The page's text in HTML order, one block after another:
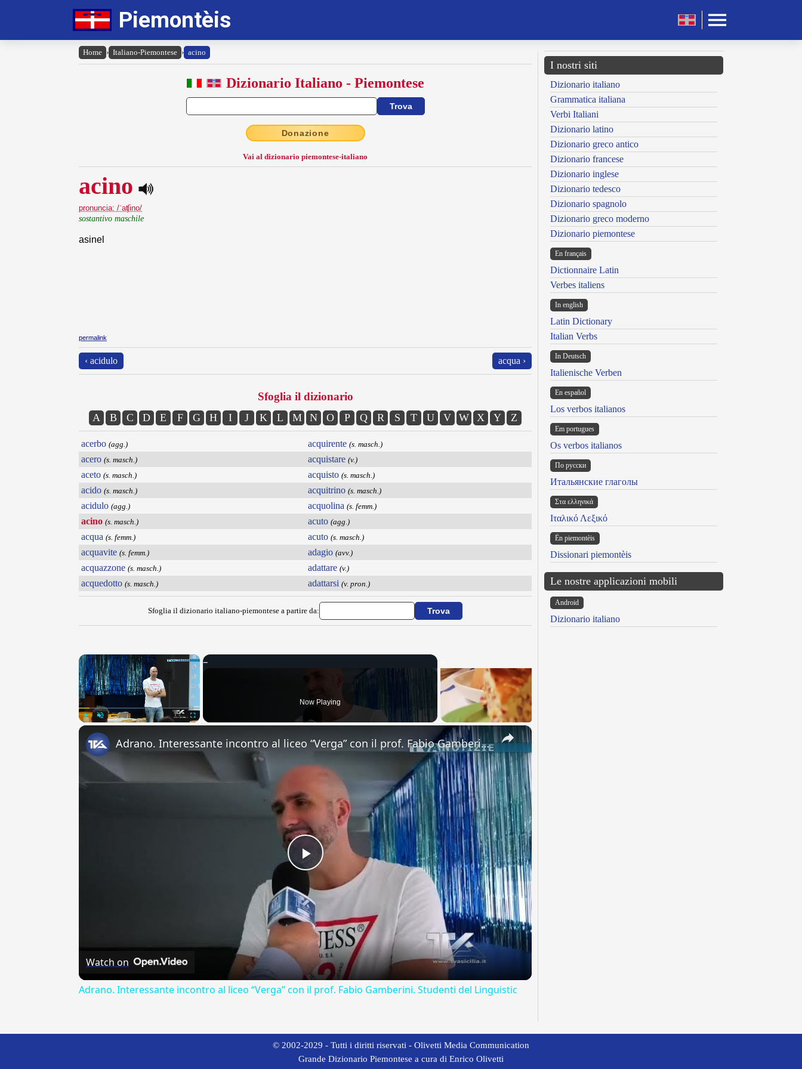
Piemontèis
Home › Italiano-Piemontese › acino
Dizionario Italiano - Piemontese
Donazione
Vai al dizionario piemontese-italiano
acino
pronuncia: /ˈaʧino/
sostantivo maschile
asinel
permalink
‹ acidulo acqua ›
Sfoglia il dizionario
A B C D E F G H I J K L M N O P Q R S T U V W X Y Z
acerbo (agg.)
acero (s. masch.)
aceto (s. masch.)
acido (s. masch.)
acidulo (agg.)
acino (s. masch.)
acqua (s. femm.)
acquavite (s. femm.)
acquazzone (s. masch.)
acquedotto (s. masch.)
acquirente (s. masch.)
acquistare (v.)
acquisto (s. masch.)
acquitrino (s. masch.)
acquolina (s. femm.)
acuto (agg.)
acuto (s. masch.)
adagio (avv.)
adattare (v.)
adattarsi (v. pron.)
Sfoglia il dizionario italiano-piemontese a partire da:
×
Now Playing
×
Play
Video
Adrano. Interessante incontro al liceo “Verga” con il prof. Fabio Gamberini. Studenti del Linguistic
Watch on
Adrano. Interessante incontro al liceo “Verga” con il prof. Fabio Gamberini. Studenti del Linguistic
I nostri siti
Dizionario italiano
Grammatica italiana
Verbi Italiani
Dizionario latino
Dizionario greco antico
Dizionario francese
Dizionario inglese
Dizionario tedesco
Dizionario spagnolo
Dizionario greco moderno
Dizionario piemontese
En français
Dictionnaire Latin
Verbes italiens
In english
Latin Dictionary
Italian Verbs
In Deutsch
Italienische Verben
En español
Los verbos italianos
Em portugues
Os verbos italianos
По русски
Итальянские глаголы
Στα ελληνικά
Ιταλικό Λεξικό
Ën piemontèis
Dissionari piemontèis
Le nostre applicazioni mobili
Android
Dizionario italiano
© 2002-2029 - Tutti i diritti riservati - Olivetti Media Communication
Grande Dizionario Piemontese a cura di Enrico Olivetti